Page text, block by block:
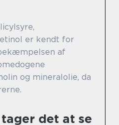
er kendt for
af
og mineralolie, da
det at se